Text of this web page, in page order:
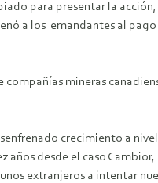
para presentar la
a los emandantes al
mineras
crecimiento a
desde el caso
extranjeros a intentar